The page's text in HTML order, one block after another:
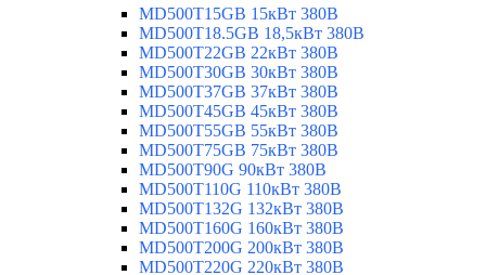
MD500T15GB 15кВт 380В
MD500T18.5GB 18,5кВт 380В
MD500T22GB 22кВт 380В
MD500T30GB 30кВт 380В
MD500T37GB 37кВт 380В
MD500T45GB 45кВт 380В
MD500T55GB 55кВт 380В
MD500T75GB 75кВт 380В
MD500T90G 90кВт 380В
MD500T110G 110кВт 380В
MD500T132G 132кВт 380В
MD500T160G 160кВт 380В
MD500T200G 200кВт 380В
MD500T220G 220кВт 380В